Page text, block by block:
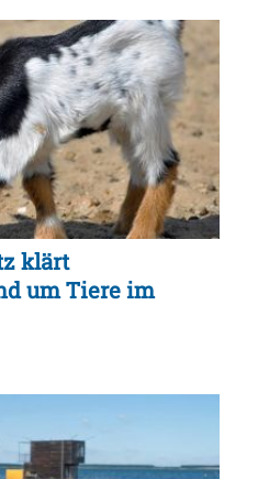
klärt
um Tiere im